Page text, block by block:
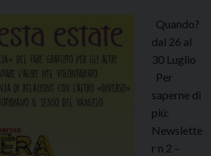
Quando?
dal 26 al
30 Luglio
Per
saperne di
più:
Newslette
r n 2 –